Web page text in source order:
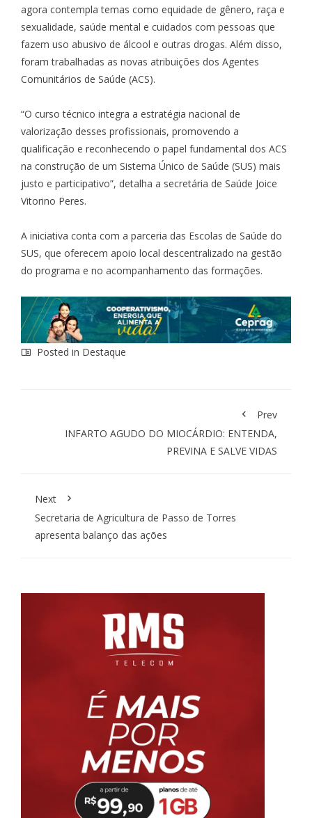
agora contempla temas como equidade de gênero, raça e
sexualidade, saúde mental e cuidados com pessoas que
fazem uso abusivo de álcool e outras drogas. Além disso,
foram trabalhadas as novas atribuições dos Agentes
Comunitários de Saúde (ACS).
“O curso técnico integra a estratégia nacional de
valorização desses profissionais, promovendo a
qualificação e reconhecendo o papel fundamental dos ACS
na construção de um Sistema Único de Saúde (SUS) mais
justo e participativo”, detalha a secretária de Saúde Joice
Vitorino Peres.
A iniciativa conta com a parceria das Escolas de Saúde do
SUS, que oferecem apoio local descentralizado na gestão
do programa e no acompanhamento das formações.
Posted in Destaque
Prev
INFARTO AGUDO DO MIOCÁRDIO: ENTENDA,
PREVINA E SALVE VIDAS
Next
Secretaria de Agricultura de Passo de Torres
apresenta balanço das ações